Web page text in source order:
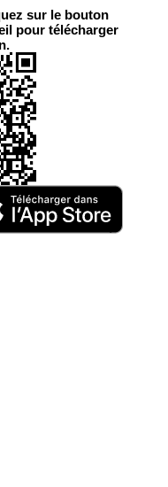
sur le bouton
pour télécharger